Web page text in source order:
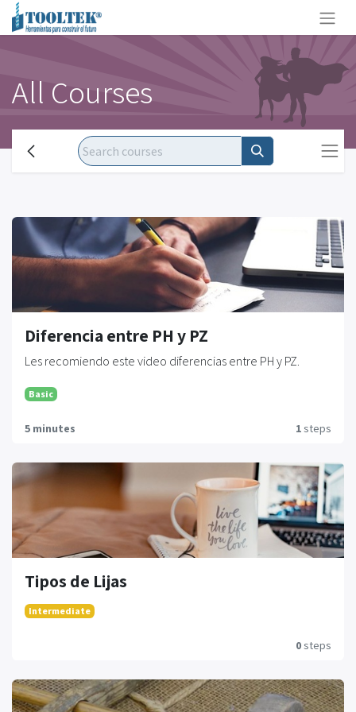
All Courses
Diferencia entre PH y PZ
Les recomiendo este video diferencias entre PH y PZ.
Basic
5 minutes 1steps
Tipos de Lijas
Intermediate
0steps